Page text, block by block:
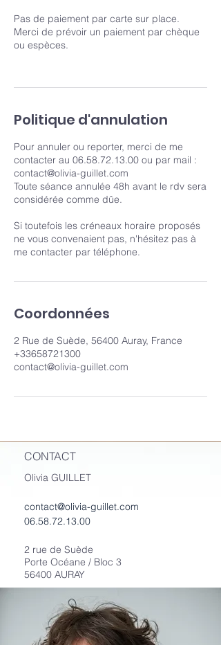
Pas de paiement par carte sur place.
Merci de prévoir un paiement par chèque
ou espèces.
Politique d'annulation
Pour annuler ou reporter, merci de me
contacter au 06.58.72.13.00 ou par mail :
contact@olivia-guillet.com
Toute séance annulée 48h avant le rdv sera
considérée comme dûe.
Si toutefois les créneaux horaire proposés
ne vous convenaient pas, n'hésitez pas à
me contacter par téléphone.
Coordonnées
2 Rue de Suède, 56400 Auray, France
+33658721300
contact@olivia-guillet.com
CONTACT
Olivia GUILLET
contact@olivia-guillet.com
06.58.72.13.00
2 rue de Suède
Porte Océane / Bloc 3
56400 AURAY